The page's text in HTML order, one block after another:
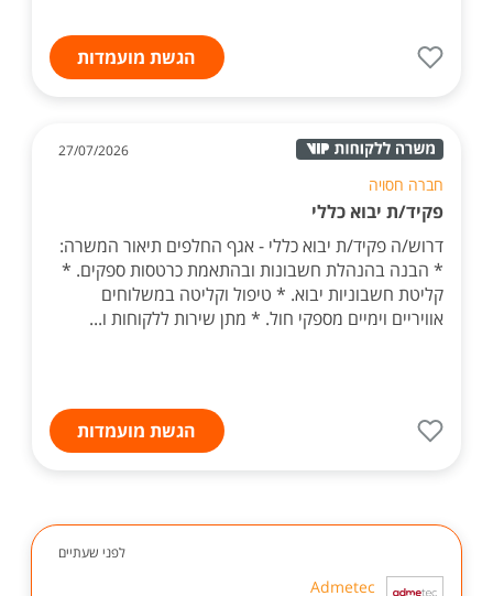
הגשת מועמדות
27/07/2026
חברה חסויה
פקיד/ת יבוא כללי
דרוש/ה פקיד/ת יבוא כללי - אגף החלפים תיאור המשרה:
* הבנה בהנהלת חשבונות ובהתאמת כרטסות ספקים. *
קליטת חשבוניות יבוא. * טיפול וקליטה במשלוחים
אוויריים וימיים מספקי חול. * מתן שירות ללקוחות ו...
הגשת מועמדות
לפני שעתיים
Admetec